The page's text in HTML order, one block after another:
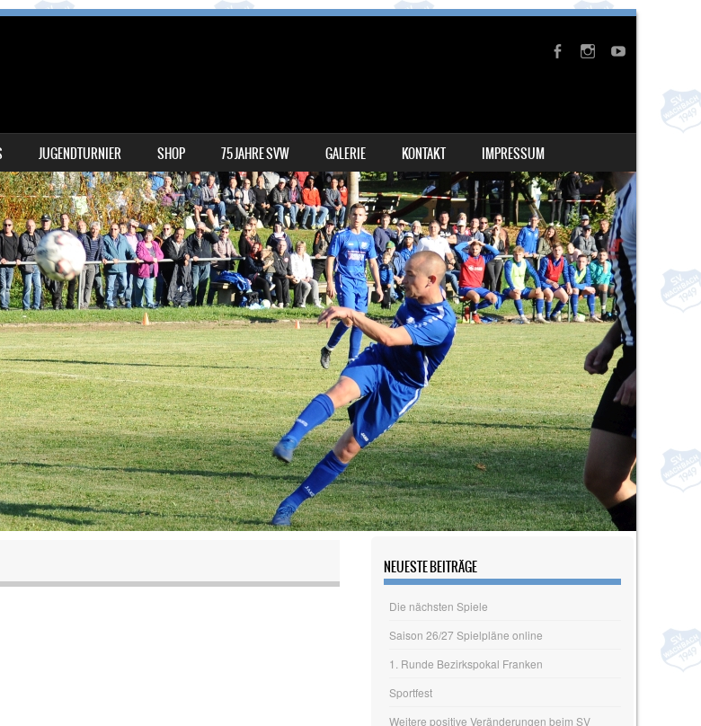
JUGENDTURNIER SHOP 75 JAHRE SVW GALERIE KONTAKT IMPRESSUM
NEUESTE BEITRÄGE
Die nächsten Spiele
Saison 26/27 Spielpläne online
1. Runde Bezirkspokal Franken
Sportfest
Weitere positive Veränderungen beim SV